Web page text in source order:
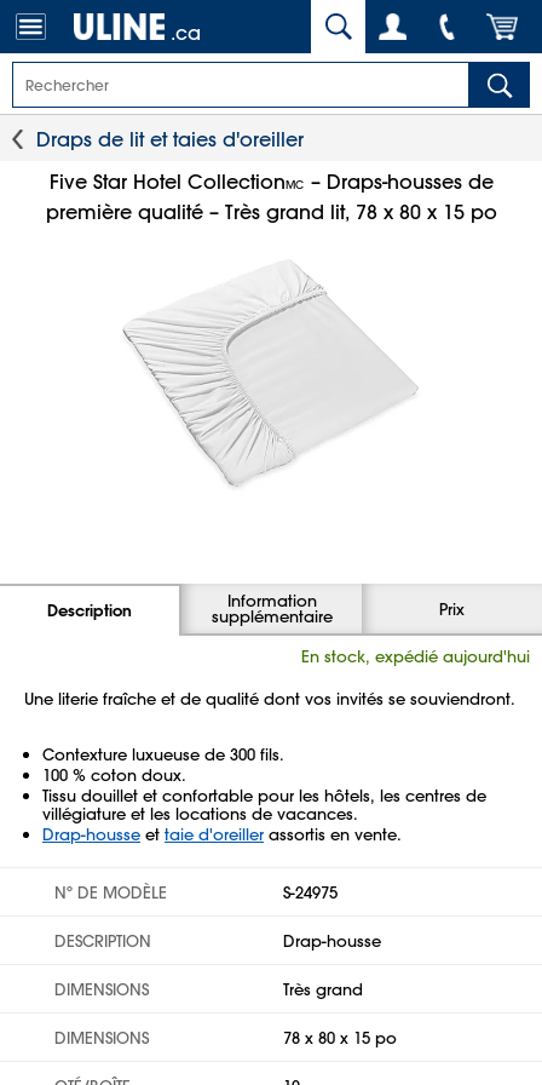
.ca
Draps de lit et taies d'oreiller
Five Star Hotel CollectionMC – Draps-housses de
première qualité – Très grand lit, 78 x 80 x 15 po
Description Information
supplémentaire Prix
En stock, expédié aujourd'hui
Une literie fraîche et de qualité dont vos invités se souviendront.
Contexture luxueuse de 300 fils.
100 % coton doux.
Tissu douillet et confortable pour les hôtels, les centres de
villégiature et les locations de vacances.
Drap-housse et taie d'oreiller assortis en vente.
Nº DE MODÈLE S-24975
DESCRIPTION Drap-housse
DIMENSIONS Très grand
DIMENSIONS 78 x 80 x 15 po